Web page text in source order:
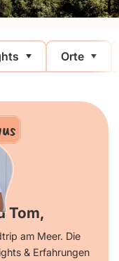
Orte
Tom,
am Meer. Die
& Erfahrungen